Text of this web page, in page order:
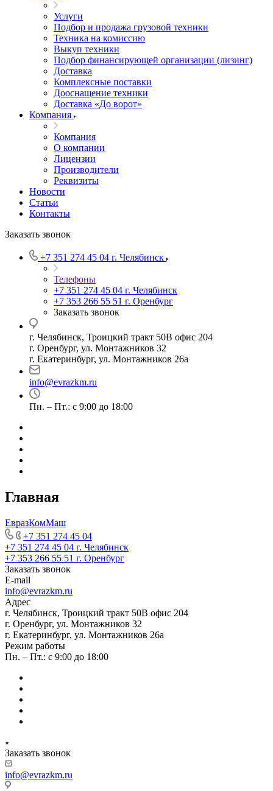
Услуги
Подбор и продажа грузовой техники
Техника на комиссию
Выкуп техники
Подбор финансирующей организации (лизинг)
Доставка
Комплексные поставки
Дооснащение техники
Доставка «До ворот»
Компания
Компания
О компании
Лицензии
Производители
Реквизиты
Новости
Статьи
Контакты
Заказать звонок
+7 351 274 45 04 г. Челябинск
Телефоны
+7 351 274 45 04 г. Челябинск
+7 353 266 55 51 г. Оренбург
Заказать звонок
г. Челябинск, Троицкий тракт 50В офис 204
г. Оренбург, ул. Монтажников 32
г. Екатеринбург, ул. Монтажников 26а
info@evrazkm.ru
Пн. – Пт.: с 9:00 до 18:00
Главная
ЕвразКомМаш
+7 351 274 45 04
+7 351 274 45 04 г. Челябинск
+7 353 266 55 51 г. Оренбург
Заказать звонок
E-mail
info@evrazkm.ru
Адрес
г. Челябинск, Троицкий тракт 50В офис 204
г. Оренбург, ул. Монтажников 32
г. Екатеринбург, ул. Монтажников 26а
Режим работы
Пн. – Пт.: с 9:00 до 18:00
Заказать звонок
info@evrazkm.ru